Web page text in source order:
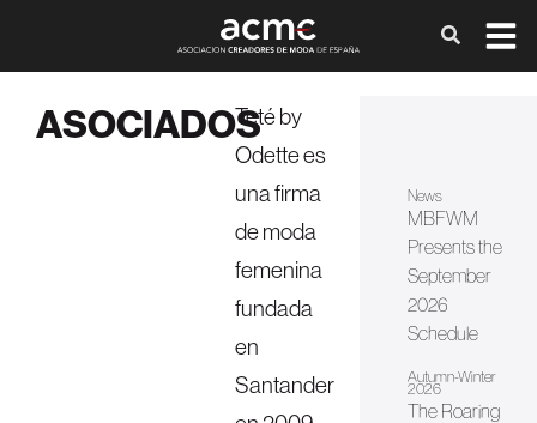
ASOCIADOSTeté by
Odette es
una firma
de moda
femenina
fundada
en
Santander
News
MBFWM
Presents the
September
2026
Schedule
Autumn-Winter
2026
The Roaring